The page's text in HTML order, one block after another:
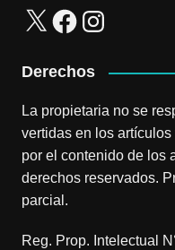
X FacebookInstagram
Derechos
La propietaria no se
vertidas en los
por el contenido de los
derechos reservados.
parcial.
Reg. Prop. Intelectual